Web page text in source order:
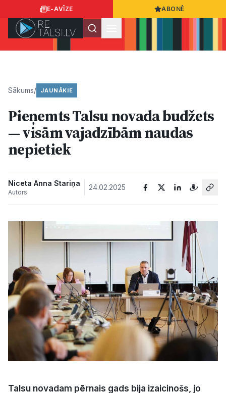
E-AVĪZE ABONĒ
Ziņas
Sabiedrība
Dzīvesstils
Kultūra
Bizness
Video
Vieta
Sludinājumi
Sākums/ JAUNĀKIE
Pieņemts Talsu novada budžets
— visām vajadzībām naudas
nepietiek
Niceta Anna Stariņa
Autors
24.02.2025
Talsu novadam pērnais gads bija izaicinošs, jo